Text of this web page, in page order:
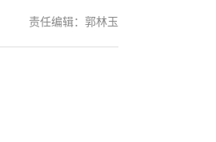
责任编辑：郭林玉